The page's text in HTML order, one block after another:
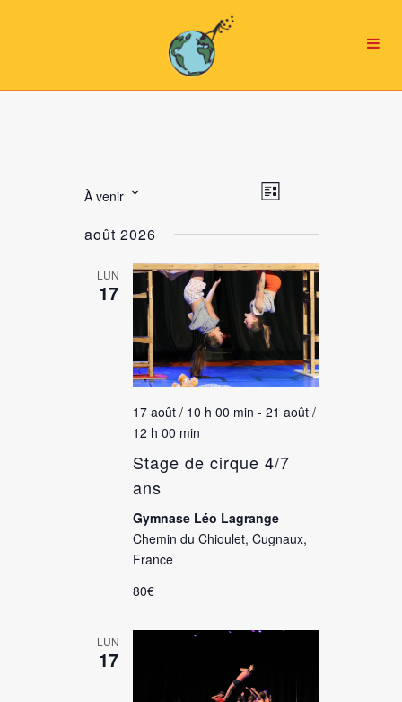
Navigation
par
consultations
NAVIGATION
Liste
À venir
une
août 2026
LUN
17
17 août / 10 h 00 min - 21 août /
12 h 00 min
Stage de cirque 4/7
ans
Gymnase Léo Lagrange
Chemin du Chioulet, Cugnaux,
France
80€
LUN
17